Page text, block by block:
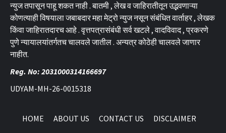
न्युज तपासून पाहू शकत नाही . बातमी , लेख व जाहिरातीतून उद्भवणाऱ्या
कोणत्याही विषयाला जबाबदार महा मेट्रो न्युज नसून संबंधित वार्ताहर , लेखक
किंवा जाहिरातदारच आहे . वृत्तपत्रासंबंधी सर्व खटले , वादविवाद , प्रकरणे
पुणे न्यायालयांतर्गतच चालवले जातील . अन्यत्र कोठेही चालवले जाणार
नाहीत.
Reg. No: 2031000314166697
UDYAM-MH-26-0015318
HOME ABOUT US CONTACT US DISCLAIMER